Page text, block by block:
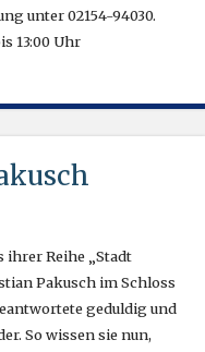
unter 02154-94030.
13:00 Uhr
ihrer Reihe „Stadt
Pakusch im Schloss
geduldig und
So wissen sie nun,